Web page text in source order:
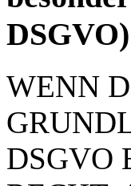
DSGVO)
WENN
DSGVO